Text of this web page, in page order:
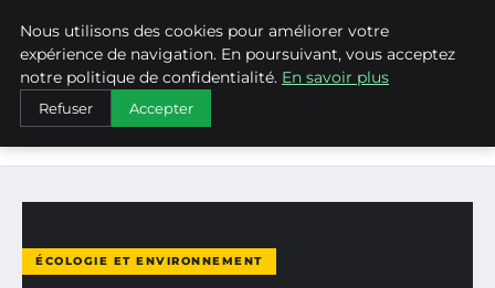
WEARECLIMATECONTROL
ACCUEIL
ÉCOLOGIE ET ENVIRONNEMENT
BILAN CARBONE ET GESTION DES DÉCHETS : OPTIMISER
ÉCOLOGIE ET ENVIRONNEMENT
Nous utilisons des cookies pour améliorer votre
expérience de navigation. En poursuivant, vous acceptez
notre politique de confidentialité. En savoir plus
Refuser Accepter